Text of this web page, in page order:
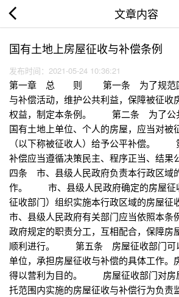
文章内容
国有土地上房屋征收与补偿条例
发布时间：2021-05-24 10:36:21
第一章 总 则 第一条 为了规范国
与补偿活动，维护公共利益，保障被征收
权益，制定本条例。 第二条 为了公
国有土地上单位、个人的房屋，应当对被
（以下称被征收人）给予公平补偿。
补偿应当遵循决策民主、程序正当、
四条 市、县级人民政府负责本行政区域
作。 市、县级人民政府确定的房屋征
征收部门）组织实施本行政区域的房屋
市、县级人民政府有关部门应当依照本条
政府规定的职责分工，互相配合，保障房
顺利进行。 第五条 房屋征收部门可
单位，承担房屋征收与补偿的具体工作。
得以营利为目的。 房屋征收部门对房
托范围内实施的房屋征收与补偿行为负责